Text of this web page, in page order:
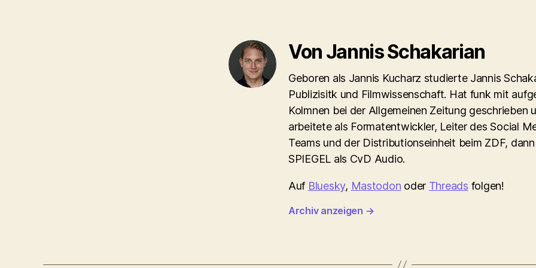
Von Jannis Schakarian
Geboren als Jannis Kucharz studierte Jannis
Publizisitk und Filmwissenschaft. Hat funk mit
Kolmnen bei der Allgemeinen Zeitung geschrieben
arbeitete als Formatentwickler, Leiter des Social
Teams und der Distributionseinheit beim ZDF,
SPIEGEL als CvD Audio.
Auf Bluesky, Mastodon oder Threads folgen!
Archiv anzeigen →